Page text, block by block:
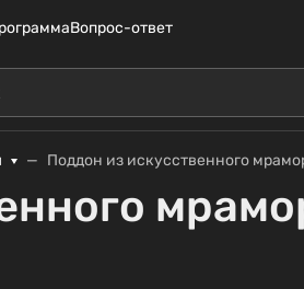
Вопрос-ответ
Поддон из искусственного